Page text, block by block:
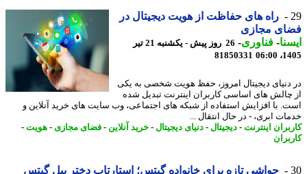
راه های حفاظت از هویت دیجیتال در
مجازی
-فناوری-
26 روز پیش - یکشنبه 21 تیر
81850331
دیجیتال امروز، حفظ هویت شخصی به یکی
های اساسی کاربران اینترنت تبدیل شده
با افزایش استفاده از شبکه های اجتماعی، وب سایت های خرید آنلاین و
ابری، - در ﺣﺎل اﻧﺘﻘﺎل ...
اینترنت-دیجیتال-دنیای دیجیتال-خرید آنلاین-فضای مجازی- هویت-
حواشی تازه برای خانواده گیتس؛ استارتاپ دختر بیل گیتس